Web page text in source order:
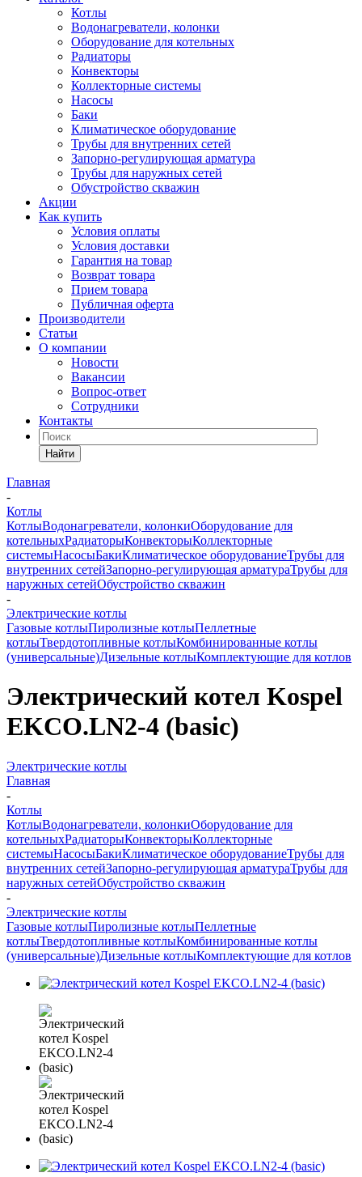
Котлы
Водонагреватели, колонки
Оборудование для котельных
Радиаторы
Конвекторы
Коллекторные системы
Насосы
Баки
Климатическое оборудование
Трубы для внутренних сетей
Запорно-регулирующая арматура
Трубы для наружных сетей
Обустройство скважин
Акции
Как купить
Условия оплаты
Условия доставки
Гарантия на товар
Возврат товара
Прием товара
Публичная оферта
Производители
Статьи
О компании
Новости
Вакансии
Вопрос-ответ
Сотрудники
Контакты
Найти
Главная
-
Котлы
КотлыВодонагреватели, колонкиОборудование для
котельныхРадиаторыКонвекторыКоллекторные
системыНасосыБакиКлиматическое оборудованиеТрубы для
внутренних сетейЗапорно-регулирующая арматураТрубы для
наружных сетейОбустройство скважин
-
Электрические котлы
Газовые котлыПиролизные котлыПеллетные
котлыТвердотопливные котлыКомбинированные котлы
(универсальные)Дизельные котлыКомплектующие для котлов
Электрический котел Kospel
EKCO.LN2-4 (basic)
Электрические котлы
Главная
-
Котлы
КотлыВодонагреватели, колонкиОборудование для
котельныхРадиаторыКонвекторыКоллекторные
системыНасосыБакиКлиматическое оборудованиеТрубы для
внутренних сетейЗапорно-регулирующая арматураТрубы для
наружных сетейОбустройство скважин
-
Электрические котлы
Газовые котлыПиролизные котлыПеллетные
котлыТвердотопливные котлыКомбинированные котлы
(универсальные)Дизельные котлыКомплектующие для котлов